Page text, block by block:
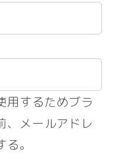
用するためブラ
、メールアドレ
。